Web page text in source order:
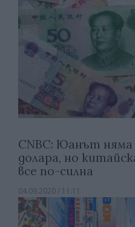
CNBC: Юанът няма
долара, но
все по-силна
04.09.2020 / 11:11